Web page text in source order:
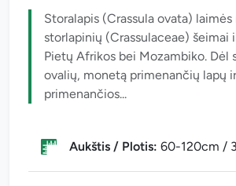
Storalapis (Crassula ovata)
storlapinių (Crassulaceae) šeimai
Pietų Afrikos bei Mozambiko. Dėl
ovalių, monetą primenančių lapų
primenančios...
Aukštis / Plotis: 60-120cm /